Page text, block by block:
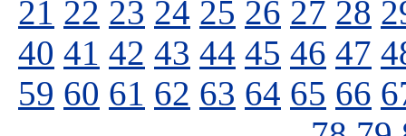
21 22 23 24 25 26 27 28
40 41 42 43 44 45 46 47
59 60 61 62 63 64 65 66